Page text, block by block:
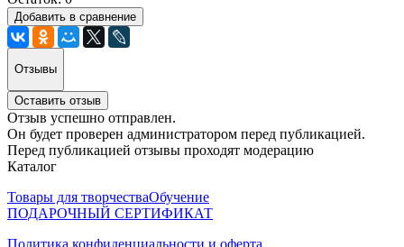
Добавить в сравнение
Отзывы
Оставить отзыв
Отзыв успешно отправлен.
Он будет проверен администратором перед публикацией.
Перед публикацией отзывы проходят модерацию
Каталог
Товары для творчестваОбучение
ПОДАРОЧНЫЙ СЕРТИФИКАТ
Политика конфиденциальности и оферта